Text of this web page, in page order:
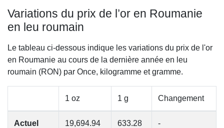
Variations du prix de l’or en Roumanie
en leu roumain
Le tableau ci-dessous indique les variations du prix de l'or
en Roumanie au cours de la dernière année en leu
roumain (RON) par Once, kilogramme et gramme.
1 oz 1 g Changement
Actuel 19,694.94 633.28 -